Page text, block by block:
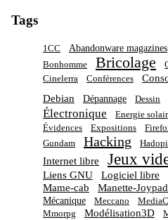
Tags
1CC Abandonware magazines
Bonhomme
Bricolage
Cinelerra
Conférences
Debian Dépannage Dessin
Électronique Energie
Évidences
Expositions
Gundam
Hacking Hadopi
Internet libre Jeux
Liens GNU Logiciel libre
Mame-cab Manette-
Mécanique Meccano
Mmorpg Modélisation3D